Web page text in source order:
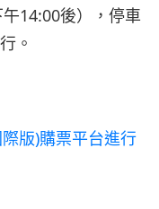
14:00後），停車
。
版)購票平台進行